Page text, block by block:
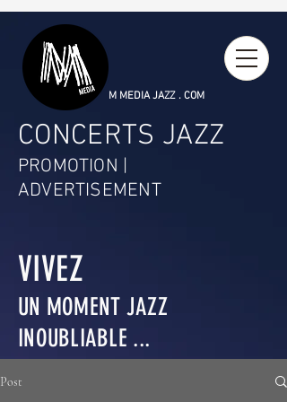
M MEDIA JAZZ . COM
CONCERTS JAZZ
PROMOTION |
ADVERTISEMENT
VIVEZ
UN MOMENT JAZZ
INOUBLIABLE ...
Post